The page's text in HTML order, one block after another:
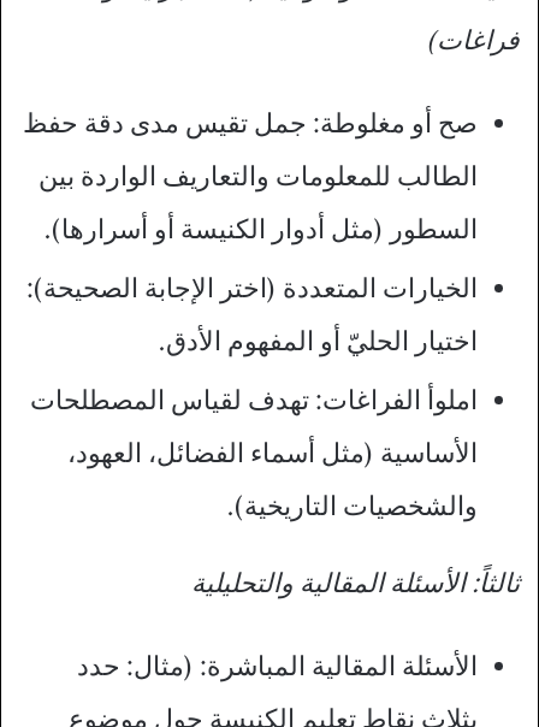
فراغات)
صح أو مغلوطة: جمل تقيس مدى دقة حفظ
الطالب للمعلومات والتعاريف الواردة بين
السطور (مثل أدوار الكنيسة أو أسرارها).
الخيارات المتعددة (اختر الإجابة الصحيحة):
اختيار الحليّ أو المفهوم الأدق.
املوأ الفراغات: تهدف لقياس المصطلحات
الأساسية (مثل أسماء الفضائل، العهود،
والشخصيات التاريخية).
ثالثاً: الأسئلة المقالية والتحليلية
الأسئلة المقالية المباشرة: (مثال: حدد
بثلاث نقاط تعليم الكنيسة حول موضوع